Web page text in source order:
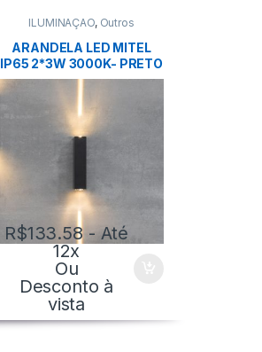
ILUMINAÇÃO, Outros
ARANDELA LED MITEL
IP65 2*3W 3000K- PRETO
– NORDECOR
R$133.58 - Até
12x
Ou
Desconto à
vista